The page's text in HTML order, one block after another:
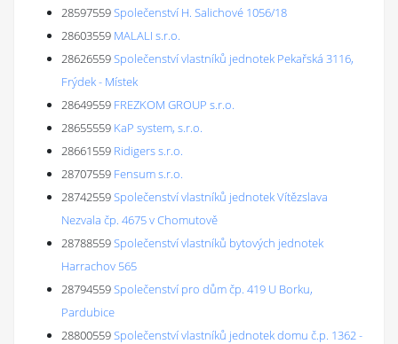
28597559Společenství H. Salichové 1056/18
28603559 MALALI s.r.o.
28626559Společenství vlastníků jednotek Pekařská 3116,
Frýdek - Místek
28649559 FREZKOM GROUP s.r.o.
28655559 KaP system, s.r.o.
28661559 Ridigers s.r.o.
28707559 Fensum s.r.o.
28742559Společenství vlastníků jednotek Vítězslava
Nezvala čp. 4675 v Chomutově
28788559Společenství vlastníků bytových jednotek
Harrachov 565
28794559Společenství pro dům čp. 419 U Borku,
Pardubice
28800559Společenství vlastníků jednotek domu č.p. 1362 -